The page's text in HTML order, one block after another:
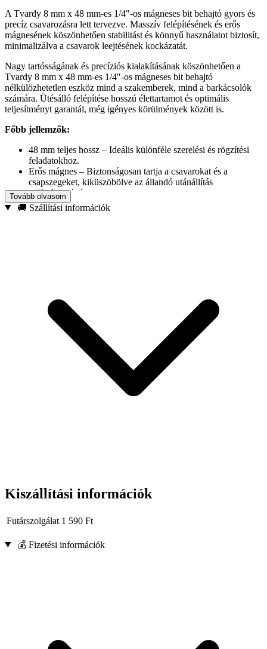
A Tvardy 8 mm x 48 mm-es 1/4″-os mágneses bit behajtó gyors és
precíz csavarozásra lett tervezve. Masszív felépítésének és erős
mágnesének köszönhetően stabilitást és könnyű használatot biztosít,
minimalizálva a csavarok leejtésének kockázatát.
Nagy tartósságának és precíziós kialakításának köszönhetően a
Tvardy 8 mm x 48 mm-es 1/4″-os mágneses bit behajtó
nélkülözhetetlen eszköz mind a szakemberek, mind a barkácsolók
számára. Ütésálló felépítése hosszú élettartamot és optimális
teljesítményt garantál, még igényes körülmények között is.
Főbb jellemzők:
48 mm teljes hossz – Ideális különféle szerelési és rögzítési
feladatokhoz.
Erős mágnes – Biztonságosan tartja a csavarokat és a
csapszegeket, kiküszöbölve az állandó utánállítás
szükségességét.
Ütésálló konstrukció – Nagy igénybevételű használatra
tervezve ütvecsavarozókkal.
Tovább olvasom
🚚 Szállítási információk
Kiszállítási információk
Futárszolgálat 1 590 Ft
💰 Fizetési információk